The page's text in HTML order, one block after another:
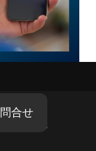
ご覧ください。